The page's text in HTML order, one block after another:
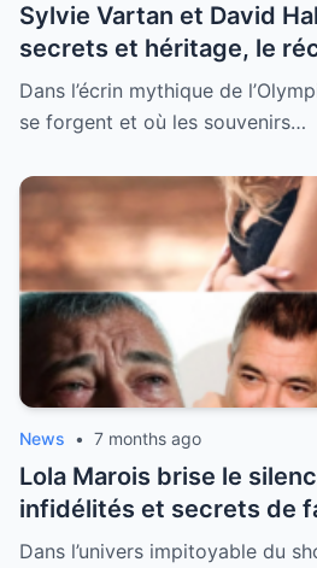
Sylvie Vartan et David
secrets et héritage, le
d’un hommage
l’Olympia
Dans l’écrin mythique de
se forgent et où les souvenirs…
News • 7 months ago
Lola Marois brise le
infidélités et secrets de
visage de Jean-Marie
Dans l’univers impitoyable du